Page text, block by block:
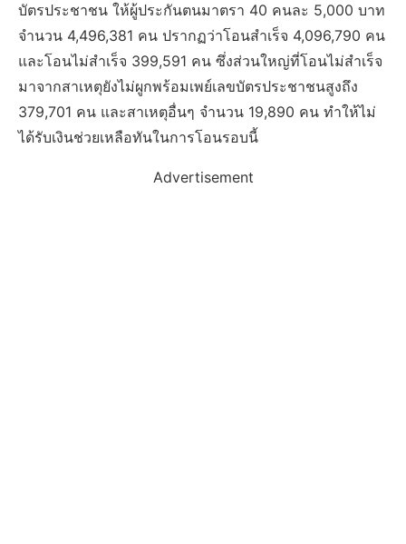
บัตรประชาชน ให้ผู้ประกันตนมาตรา 40 คนละ 5,000 บาท
จำนวน 4,496,381 คน ปรากฏว่าโอนสำเร็จ 4,096,790 คน
และโอนไม่สำเร็จ 399,591 คน ซึ่งส่วนใหญ่ที่โอนไม่สำเร็จ
มาจากสาเหตุยังไม่ผูกพร้อมเพย์เลขบัตรประชาชนสูงถึง
379,701 คน และสาเหตุอื่นๆ จำนวน 19,890 คน ทำให้ไม่
ได้รับเงินช่วยเหลือทันในการโอนรอบนี้
Advertisement